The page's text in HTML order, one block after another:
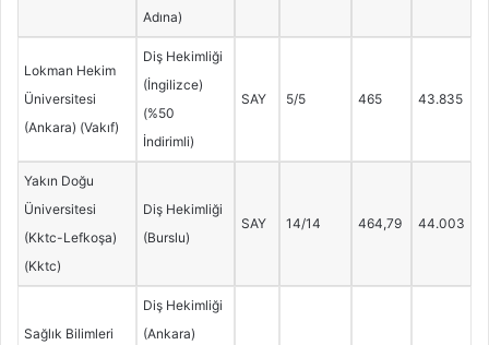
Adına)
Lokman Hekim
Üniversitesi
(Ankara) (Vakıf)
Diş Hekimliği
(İngilizce)
(%50
İndirimli)
SAY 5/5 465 43.835
Yakın Doğu
Üniversitesi
(Kktc-Lefkoşa)
(Kktc)
Diş Hekimliği
(Burslu)
SAY 14/14 464,79 44.003
Sağlık Bilimleri
Diş Hekimliği
(Ankara)